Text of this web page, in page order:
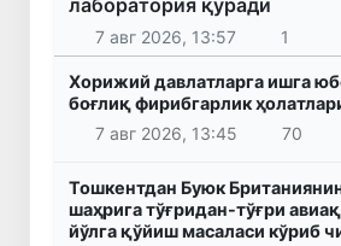
лаборатория қуради
7 авг 2026, 13:57 1
Хорижий давлатларга ишга
боғлиқ фирибгарлик
7 авг 2026, 13:45
70
Тошкентдан Буюк
шаҳрига тўғридан-тўғри
йўлга қўйиш масаласи кўриб